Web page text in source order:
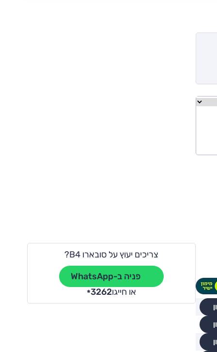
צריכים יעוץ על סובארו B4?
פניה ב-WhatsApp
או חייגו
*3262